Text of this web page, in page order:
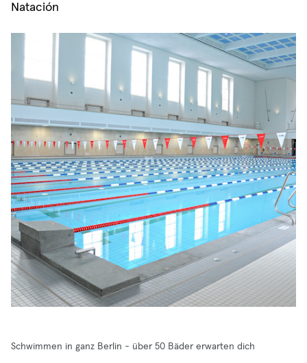
Natación
Schwimmen in ganz Berlin - über 50 Bäder erwarten dich